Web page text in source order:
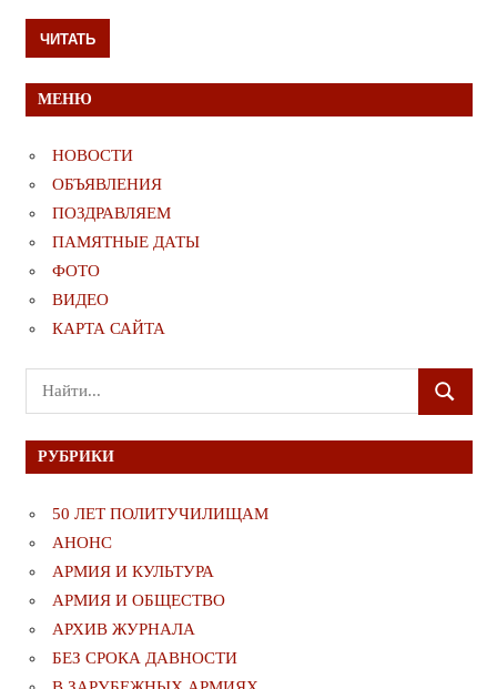
ЧИТАТЬ
МЕНЮ
НОВОСТИ
ОБЪЯВЛЕНИЯ
ПОЗДРАВЛЯЕМ
ПАМЯТНЫЕ ДАТЫ
ФОТО
ВИДЕО
КАРТА САЙТА
Поиск
для:
ПОИСК
РУБРИКИ
50 ЛЕТ ПОЛИТУЧИЛИЩАМ
АНОНС
АРМИЯ И КУЛЬТУРА
АРМИЯ И ОБЩЕСТВО
АРХИВ ЖУРНАЛА
БЕЗ СРОКА ДАВНОСТИ